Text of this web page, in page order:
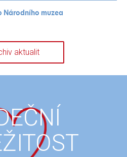
Národního muzea
aktualit